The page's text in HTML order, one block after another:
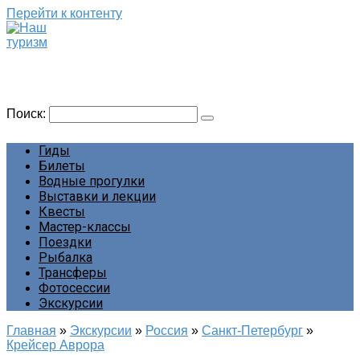
Перейти к контенту
Поиск:
Гиды
Билеты
Водные прогулки
Выставки и лекции
Квесты
Мастер-классы
Поездки
Рыбалка
Трансферы
Фотосессии
Экскурсии
Главная » Экскурсии » Россия » Санкт-Петербург »
Крейсер Аврора